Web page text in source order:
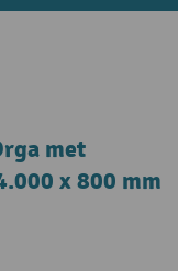
met
x 800 mm